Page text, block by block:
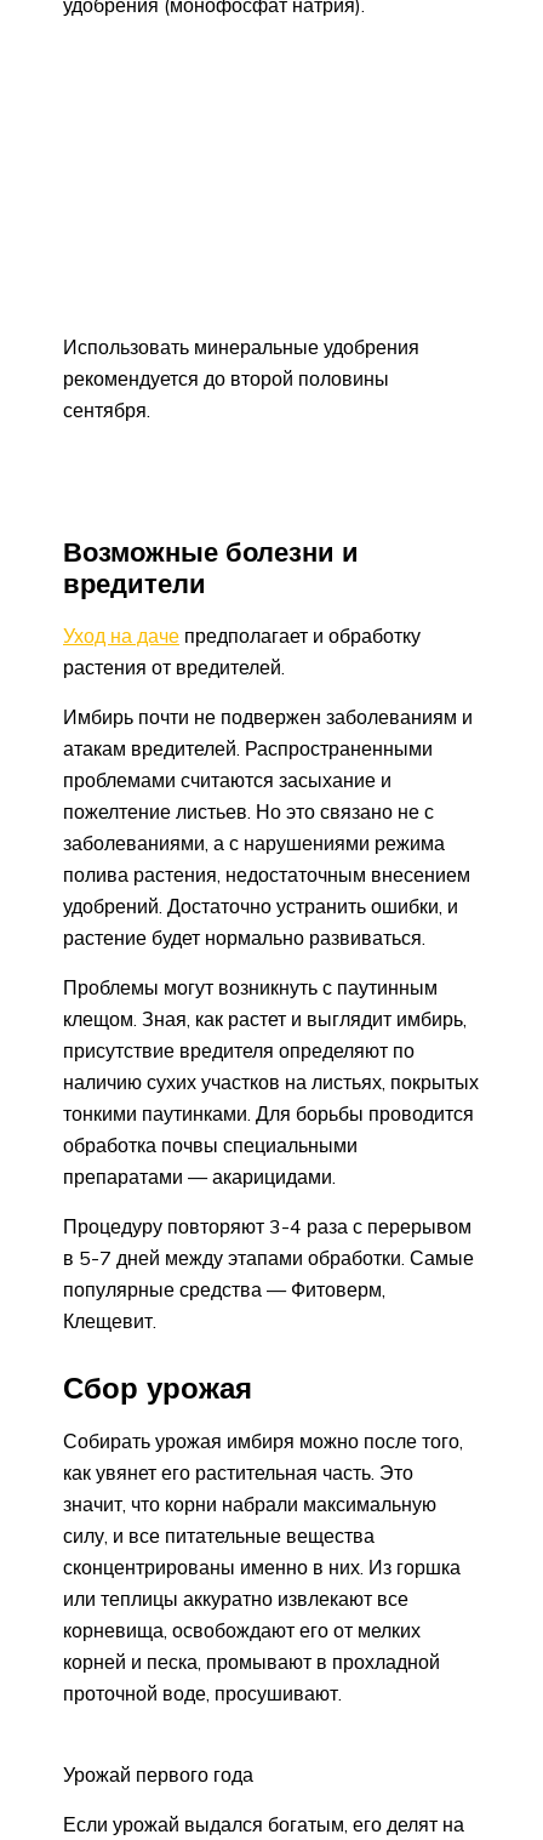
Использовать минеральные удобрения
рекомендуется до второй половины
сентября.
Возможные болезни и
вредители
Уход на даче предполагает и обработку
растения от вредителей.
Имбирь почти не подвержен заболеваниям и
атакам вредителей. Распространенными
проблемами считаются засыхание и
пожелтение листьев. Но это связано не с
заболеваниями, а с нарушениями режима
полива растения, недостаточным внесением
удобрений. Достаточно устранить ошибки, и
растение будет нормально развиваться.
Проблемы могут возникнуть с паутинным
клещом. Зная, как растет и выглядит имбирь,
присутствие вредителя определяют по
наличию сухих участков на листьях, покрытых
тонкими паутинками. Для борьбы проводится
обработка почвы специальными
препаратами — акарицидами.
Процедуру повторяют 3-4 раза с перерывом
в 5-7 дней между этапами обработки. Самые
популярные средства — Фитоверм,
Клещевит.
Сбор урожая
Собирать урожая имбиря можно после того,
как увянет его растительная часть. Это
значит, что корни набрали максимальную
силу, и все питательные вещества
сконцентрированы именно в них. Из горшка
или теплицы аккуратно извлекают все
корневища, освобождают его от мелких
корней и песка, промывают в прохладной
проточной воде, просушивают.
Урожай первого года
Если урожай выдался богатым, его делят на